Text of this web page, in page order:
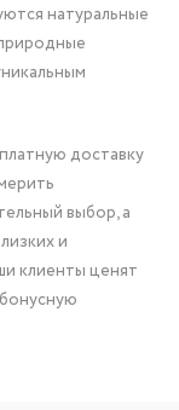
натуральные
доставку
выбор, а
и
клиенты ценят